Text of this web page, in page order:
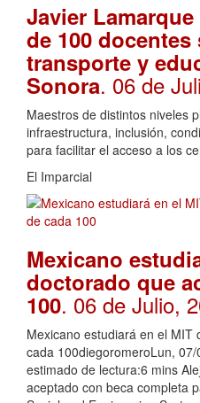
Javier
de 100
transporte y
Sonora. 06 de
Maestros de distintos niveles
infraestructura, inclusión,
para facilitar el acceso a los
El Imparcial
Mexicano
doctorado que
100. 06 de Julio,
Mexicano estudiará en el
cada 100diegoromeroLun,
estimado de lectura:6 mins
aceptado con beca completa